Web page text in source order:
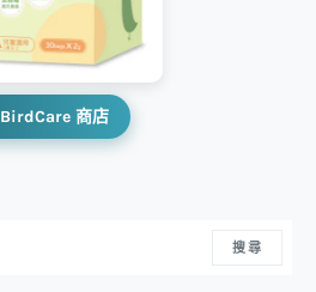
BirdCare 商店
搜尋